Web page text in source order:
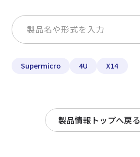
Supermicro 4U X14
製品情報トップへ戻る